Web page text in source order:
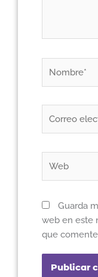
Guarda
web en este
que